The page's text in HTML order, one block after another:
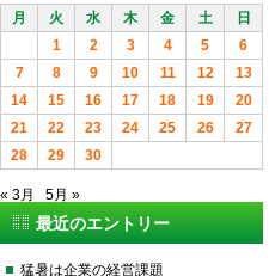
月
火 水 木 金 土
日
1
2 3 4 5
6
7
8 9 10 11 12
13
14
15 16 17 18 19
20
21
22 23 24 25 26
27
28
29 30
« 3月 5月 »
最近のエントリー
猛暑は企業の経営課題